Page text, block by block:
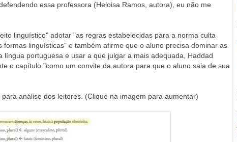
essa professora (Heloisa Ramos, autora), eu não me
linguístico" adotar "as regras estabelecidas para a norma culta
linguísticas" e também afirme que o aluno precisa dominar as
língua portuguesa e usar a que julgar a mais adequada, Haddad
o capítulo "como um convite da autora para que o aluno saia de sua
análise dos leitores. (Clique na imagem para aumentar)